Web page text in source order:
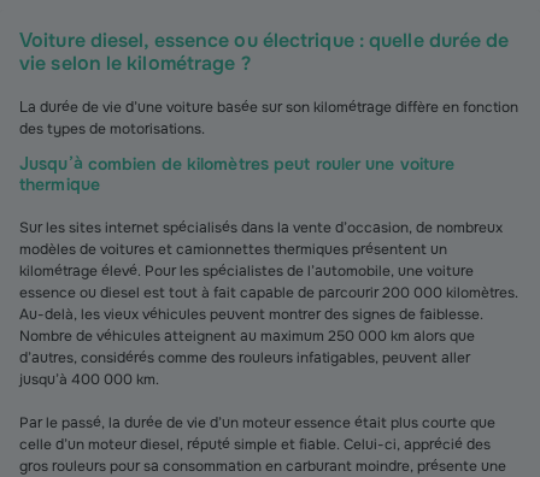
Voiture diesel, essence ou électrique : quelle durée de
vie selon le kilométrage ?
La durée de vie d’une voiture basée sur son kilométrage diffère en fonction
des types de motorisations.
Jusqu’à combien de kilomètres peut rouler une voiture
thermique
Sur les sites internet spécialisés dans la vente d’occasion, de nombreux
modèles de voitures et camionnettes thermiques présentent un
kilométrage élevé. Pour les spécialistes de l’automobile, une voiture
essence ou diesel est tout à fait capable de parcourir 200 000 kilomètres.
Au-delà, les vieux véhicules peuvent montrer des signes de faiblesse.
Nombre de véhicules atteignent au maximum 250 000 km alors que
d’autres, considérés comme des rouleurs infatigables, peuvent aller
jusqu’à 400 000 km.
Par le passé, la durée de vie d’un moteur essence était plus courte que
celle d’un moteur diesel, réputé simple et fiable. Celui-ci, apprécié des
gros rouleurs pour sa consommation en carburant moindre, présente une